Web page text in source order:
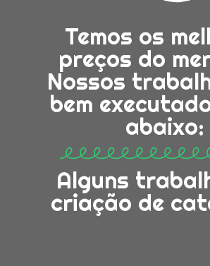
Temos os
preços do
Nossos
bem
abaixo:
Alguns
criação de